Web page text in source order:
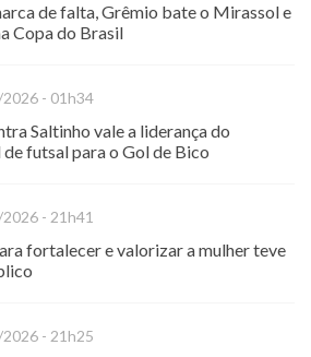
de falta, Grêmio bate o Mirassol e
Copa do Brasil
- 01h34
Saltinho vale a liderança do
de futsal para o Gol de Bico
- 21h41
fortalecer e valorizar a mulher teve
- 21h25